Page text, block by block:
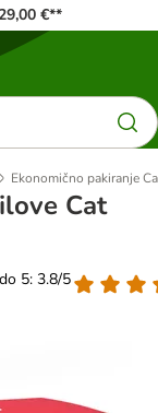
€**
Ekonomično pakiranje
Cat
5: 3.8/5